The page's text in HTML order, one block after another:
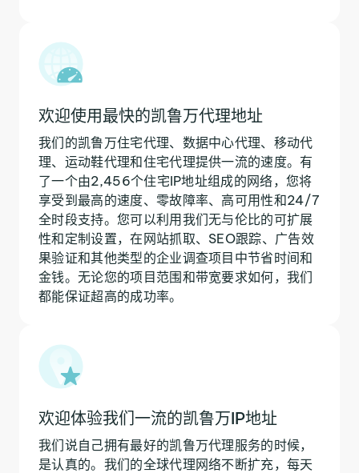
欢迎使用最快的凯鲁万代理地址
我们的凯鲁万住宅代理、数据中心代理、移动代
理、运动鞋代理和住宅代理提供一流的速度。有
了一个由2,456个住宅IP地址组成的网络，您将
享受到最高的速度、零故障率、高可用性和24/7
全时段支持。您可以利用我们无与伦比的可扩展
性和定制设置，在网站抓取、SEO跟踪、广告效
果验证和其他类型的企业调查项目中节省时间和
金钱。无论您的项目范围和带宽要求如何，我们
都能保证超高的成功率。
欢迎体验我们一流的凯鲁万IP地址
我们说自己拥有最好的凯鲁万代理服务的时候，
是认真的。我们的全球代理网络不断扩充，每天